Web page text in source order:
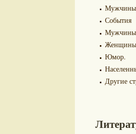
События
Мужчины
Женщины
Юмор.
Другие